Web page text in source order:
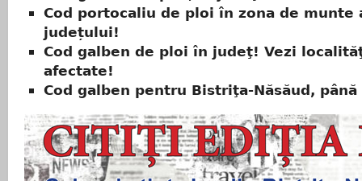
Cod portocaliu de ploi în zona de munte
județului!
Cod galben de ploi în judeţ! Vezi
afectate!
Cod galben pentru Bistriţa-Năsăud, până